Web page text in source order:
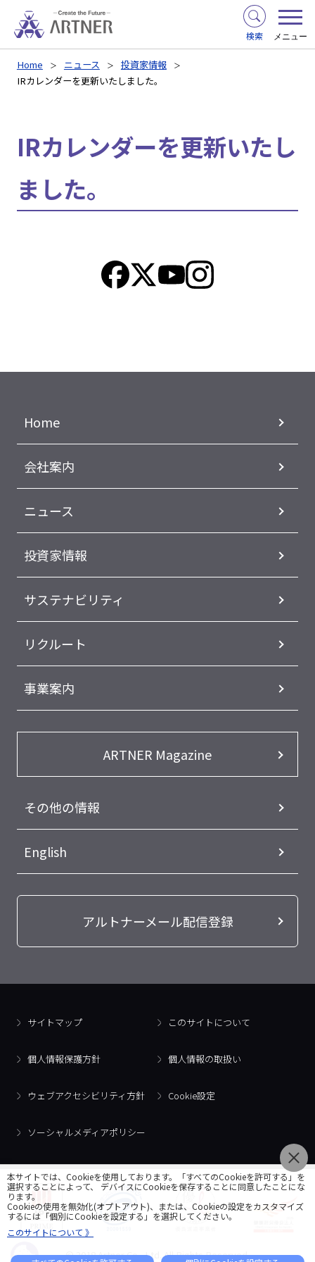
検索 メニュー
Home ニュース
投資家情報
IRカレンダーを更新いたしました。
IRカレンダーを更新いたし
ました。
Home
会社案内
ニュース
投資家情報
サステナビリティ
リクルート
事業案内
ARTNER Magazine
その他の情報
English
アルトナーメール配信登録
サイトマップ このサイトについて
個人情報保護方針 個人情報の取扱い
ウェブアクセシビリティ方針 Cookie設定
ソーシャルメディアポリシー
© 2018 Artner Co., Ltd. All Rights Reserved.
本サイトでは、Cookieを使用しております。「すべてのCookieを許可する」を
選択することによって、 デバイスにCookieを保存することに同意したことにな
ります。
Cookieの使用を無効化(オプトアウト)、または、Cookieの設定をカスタマイズ
するには「個別にCookieを設定する」を選択してください。
このサイトについて 》